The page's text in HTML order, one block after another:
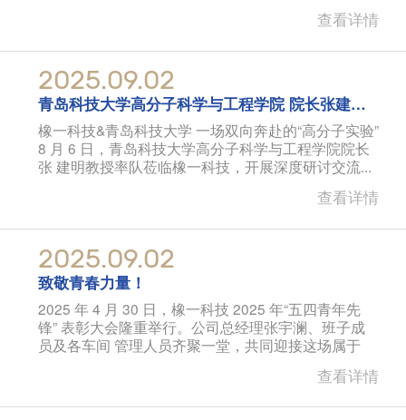
查看详情
2025.09.02
青岛科技大学高分子科学与工程学院 院长张建明
一行赴橡一科技研讨交流
橡一科技&青岛科技大学 一场双向奔赴的“高分子实验”
8 月 6 日，青岛科技大学高分子科学与工程学院院长
张 建明教授率队莅临橡一科技，开展深度研讨交流...
查看详情
2025.09.02
致敬青春力量！
2025 年 4 月 30 日，橡一科技 2025 年“五四青年先
锋” 表彰大会隆重举行。公司总经理张宇澜、班子成
员及各车间 管理人员齐聚一堂，共同迎接这场属于
查看详情